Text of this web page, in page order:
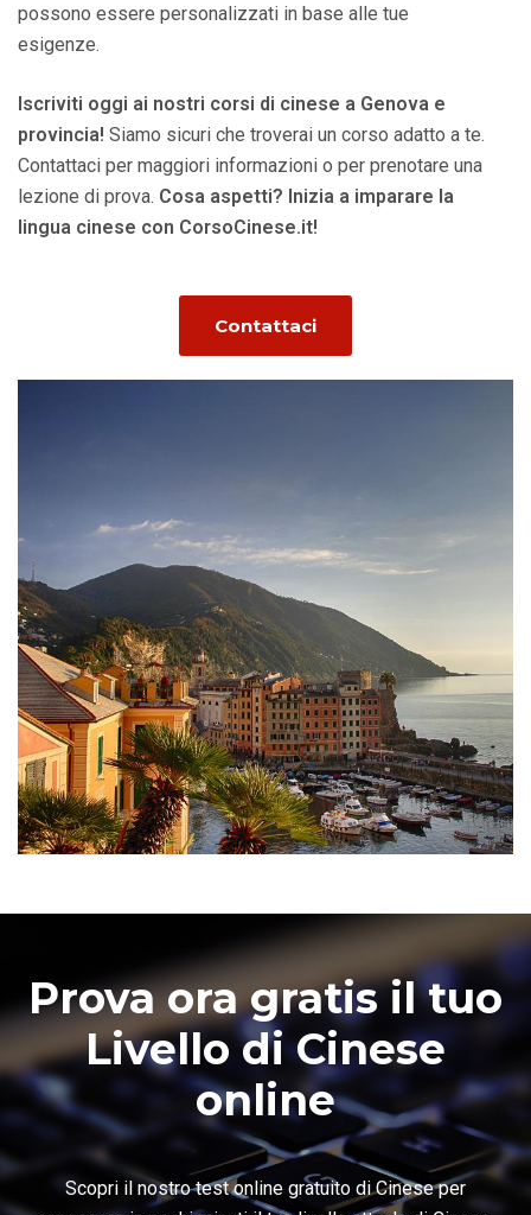
possono essere personalizzati in base alle tue
esigenze.
Iscriviti oggi ai nostri corsi di cinese a Genova e
provincia! Siamo sicuri che troverai un corso adatto a te.
Contattaci per maggiori informazioni o per prenotare una
lezione di prova. Cosa aspetti? Inizia a imparare la
lingua cinese con CorsoCinese.it!
Contattaci
Prova ora gratis il tuo
Livello di Cinese
online
Scopri il nostro test online gratuito di Cinese per